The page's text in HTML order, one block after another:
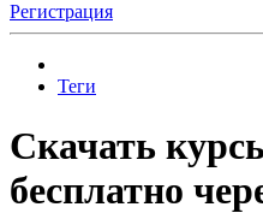
Регистрация
Теги
Скачать
бесплатно